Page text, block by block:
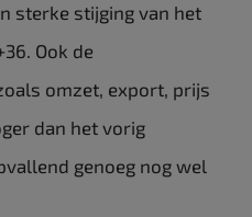
sterke stijging van het
Ook de
omzet, export, prijs
dan het vorig
genoeg nog wel